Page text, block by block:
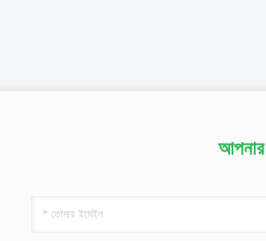
আপনার